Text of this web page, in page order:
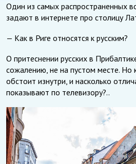
Один из самых распространенных
задают в интернете про столицу
— Как в Риге относятся к русским?
О притеснении русских в
сожалению, не на пустом месте. Но
обстоит изнутри, и насколько
показывают по телевизору?..